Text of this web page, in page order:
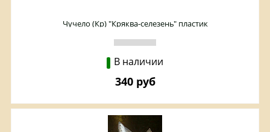
Чучело (Кр) "Кряква-селезень" пластик
В наличии
340 руб